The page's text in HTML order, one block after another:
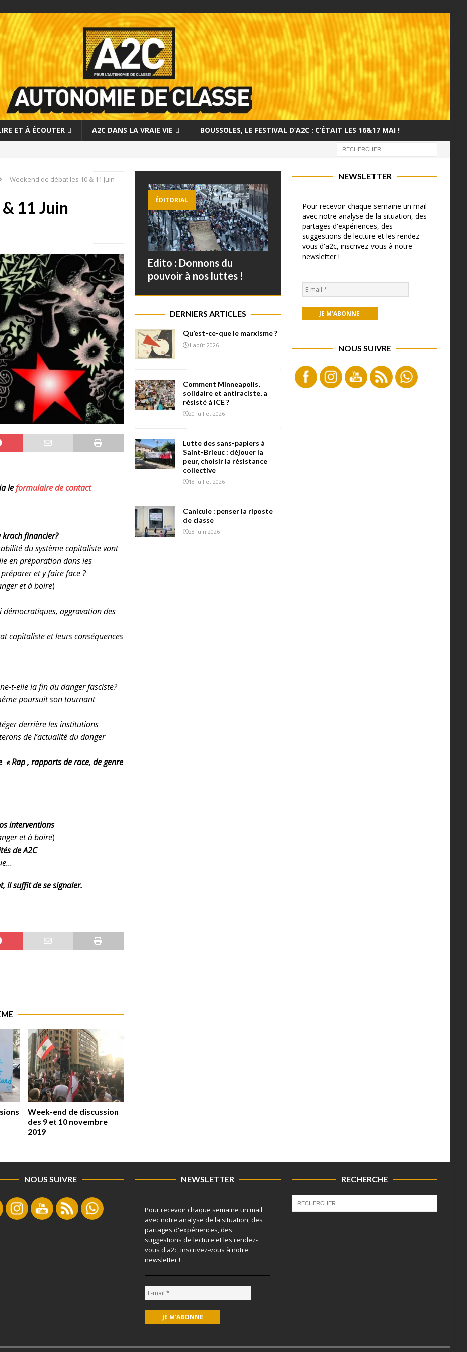
ET À ÉCOUTER A2C DANS LA VRAIE VIE BOUSSOLES, LE FESTIVAL D’A2C : C’ÉTAIT LES 16&17 MAI !
Weekend de débat les 10 & 11 Juin
11 Juin
leformulaire de contact
krach financier?
du système capitaliste vont
en préparation dans les
et y faire face ?
et à boire)
aggravation des
capitaliste et leurs conséquences
t-elle la fin du danger fasciste?
poursuit son tournant
derrière les institutions
de l’actualité du danger
Rap , rapports de race, de genre
interventions
et à boire)
de A2C
il suffit de se signaler.
Week-end de discussion
des 9 et 10 novembre
2019
ÉDITORIAL
Edito : Donnons du
pouvoir à nos luttes !
DERNIERS ARTICLES
Qu’est-ce-que le marxisme ?
1 août 2026
Comment Minneapolis,
solidaire et antiraciste, a
résisté à ICE ?
20 juillet 2026
Lutte des sans-papiers à
Saint-Brieuc : déjouer la
peur, choisir la résistance
collective
18 juillet 2026
Canicule : penser la riposte
de classe
28 juin 2026
NEWSLETTER
Pour recevoir chaque semaine un mail
avec notre analyse de la situation, des
partages d'expériences, des
suggestions de lecture et les rendez-
vous d'a2c, inscrivez-vous à notre
newsletter !
NOUS SUIVRE
NOUS SUIVRE NEWSLETTER
Pour recevoir chaque semaine un mail
avec notre analyse de la situation, des
partages d'expériences, des
suggestions de lecture et les rendez-
vous d'a2c, inscrivez-vous à notre
newsletter !
RECHERCHE